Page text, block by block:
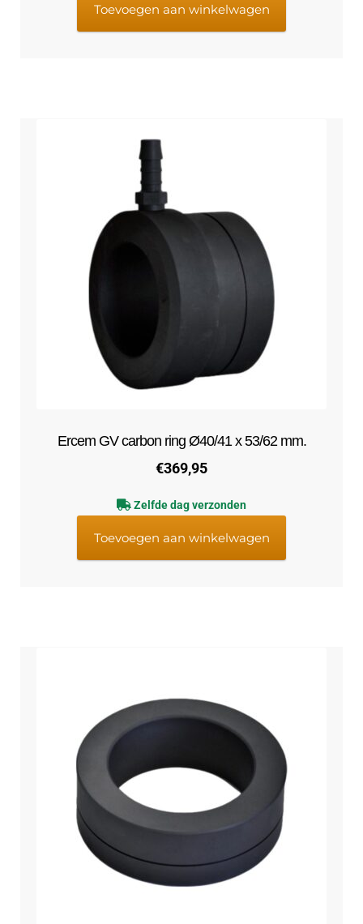
Toevoegen aan winkelwagen
Ercem GV carbon ring Ø40/41 x 53/62 mm.
€369,95
Zelfde dag verzonden
Toevoegen aan winkelwagen